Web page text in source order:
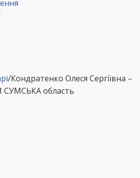
/Кондратенко Олеся Сергіївна –
СУМСЬКА область